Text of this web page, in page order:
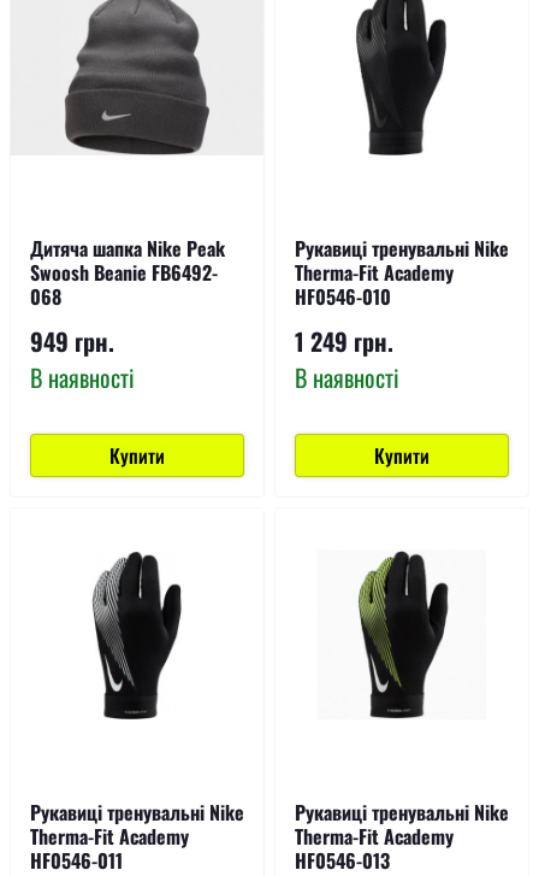
Дитяча шапка Nike Peak
Swoosh Beanie FB6492-
068
949 грн.
В наявності
Купити
Рукавиці тренувальні Nike
Therma-Fit Academy
HF0546-010
1 249 грн.
В наявності
Купити
Рукавиці тренувальні Nike
Therma-Fit Academy
HF0546-011
Рукавиці тренувальні Nike
Therma-Fit Academy
HF0546-013